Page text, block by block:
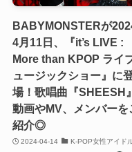
BABYMONSTERが
4月11日、『it’s LIVE :
More than KPOP ライ
ュージックショー』に
場！歌唱曲『SHEESH
動画やMV、メンバーを
紹介◎
2024-04-14 K-POP女性アイド